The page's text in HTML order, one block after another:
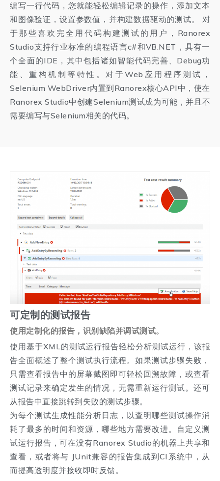
编写一行代码，您就能轻松编辑记录的操作，添加文本
和图像验证，设置参数值，并构建数据驱动的测试。 对
于那些喜欢完全用代码构建测试的用户，Ranorex
Studio支持行业标准的编程语言c#和VB.NET，具有一
个全面的IDE，其中包括诸如智能代码完善、Debug功
能、重构机制等特性。对于Web应用程序测试，
Selenium WebDriver内置到Ranorex核心API中，使在
Ranorex Studio中创建Selenium测试成为可能，并且不
需要编写与Selenium相关的代码。
可定制的测试报告
使用定制化的报告，识别缺陷并调试测试。
使用基于XML的测试运行报告轻松分析测试运行，该报
告全面概述了整个测试执行流程。如果测试步骤失败，
只需查看报告中的屏幕截图即可轻松回溯故障，或查看
测试记录来确定发生的情况，无需重新运行测试。还可
从报告中直接跳转到失败的测试步骤。
为每个测试生成性能分析日志，以查明哪些测试操作消
耗了最多的时间和资源，哪些地方需要改进。自定义测
试运行报告，可在没有Ranorex Studio的机器上共享和
查看，或者将与 JUnit兼容的报告集成到CI系统中，从
而提高透明度并接收即时反馈。